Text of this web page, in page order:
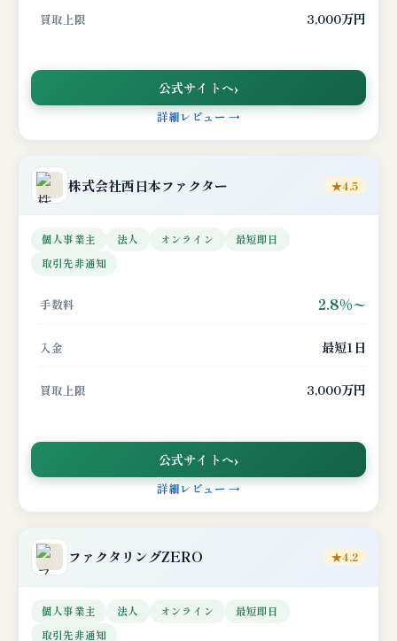
買取上限 3,000万円
公式サイトへ
詳細レビュー →
株式会社西日本ファクター ★4.5
個人事業主 法人 オンライン
最短即日
取引先非通知
手数料 2.8%〜
入金 最短1日
買取上限 3,000万円
公式サイトへ
詳細レビュー →
ファクタリングZERO ★4.2
個人事業主 法人 オンライン
最短即日
取引先非通知